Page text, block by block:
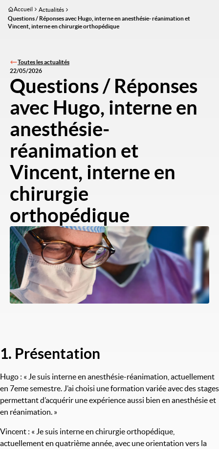
Aller
au
contenu
Accueil
Actualités
Questions / Réponses avec Hugo, interne en anesthésie- réanimation et
Vincent, interne en chirurgie orthopédique
Toutes les actualités
22/05/2026
Questions / Réponses
avec Hugo, interne en
anesthésie-
réanimation et
Vincent, interne en
chirurgie
orthopédique
Image
Titre
1. Présentation
Hugo : « Je suis interne en anesthésie-réanimation, actuellement
en 7eme semestre. J’ai choisi une formation variée avec des stages
permettant d’acquérir une expérience aussi bien en anesthésie et
en réanimation. »
Vincent : « Je suis interne en chirurgie orthopédique,
actuellement en quatrième année, avec une orientation vers la